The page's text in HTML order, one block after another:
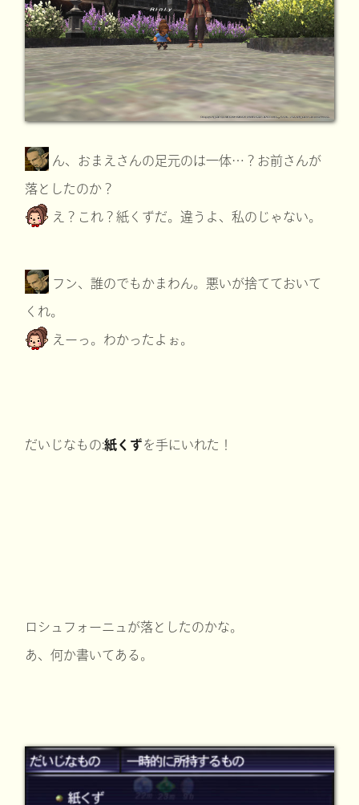
ん、おまえさんの足元のは一体…？お前さんが
落としたのか？
え？これ？紙くずだ。違うよ、私のじゃない。
フン、誰のでもかまわん。悪いが捨てておいて
くれ。
えーっ。わかったよぉ。
だいじなもの:紙くずを手にいれた！
ロシュフォーニュが落としたのかな。
あ、何か書いてある。